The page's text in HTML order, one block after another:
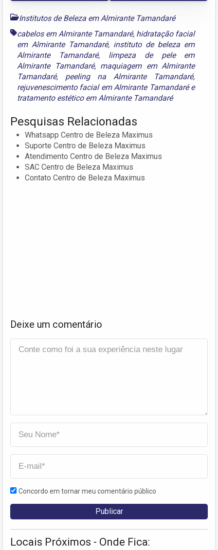
Institutos de Beleza em Almirante Tamandaré
cabelos em Almirante Tamandaré, hidratação facial
em Almirante Tamandaré, instituto de beleza em
Almirante Tamandaré, limpeza de pele em
Almirante Tamandaré, maquiagem em Almirante
Tamandaré, peeling na Almirante Tamandaré,
rejuvenescimento facial em Almirante Tamandarée
tratamento estético em Almirante Tamandaré
Pesquisas Relacionadas
Whatsapp Centro de Beleza Maximus
Suporte Centro de Beleza Maximus
Atendimento Centro de Beleza Maximus
SAC Centro de Beleza Maximus
Contato Centro de Beleza Maximus
Deixe um comentário
Concordo em tornar meu comentário público
Locais Próximos - Onde Fica: